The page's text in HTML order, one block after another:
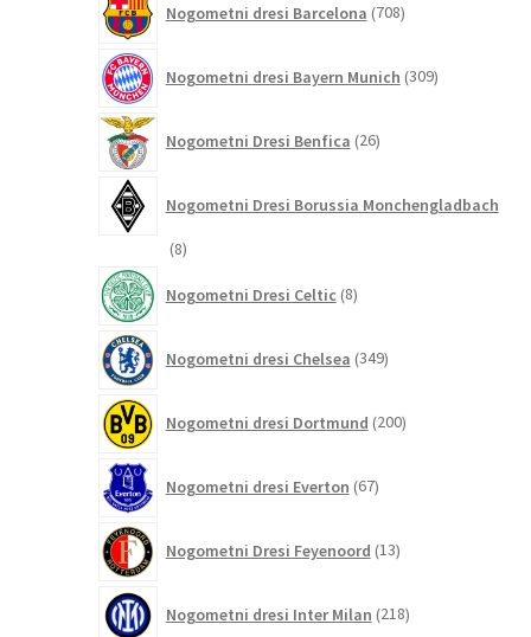
Nogometni dresi Barcelona 708izdelkov
Nogometni dresi Bayern Munich 309izdelkov
Nogometni Dresi Benfica 26izdelkov
Nogometni Dresi Borussia Monchengladbach
88
Nogometni Dresi Celtic 8izdelkov
Nogometni dresi Chelsea 349izdelkov
Nogometni dresi Dortmund 200izdelkov
Nogometni dresi Everton 67izdelkov
Nogometni Dresi Feyenoord 13izdelkov
Nogometni dresi Inter Milan 218izdelkov